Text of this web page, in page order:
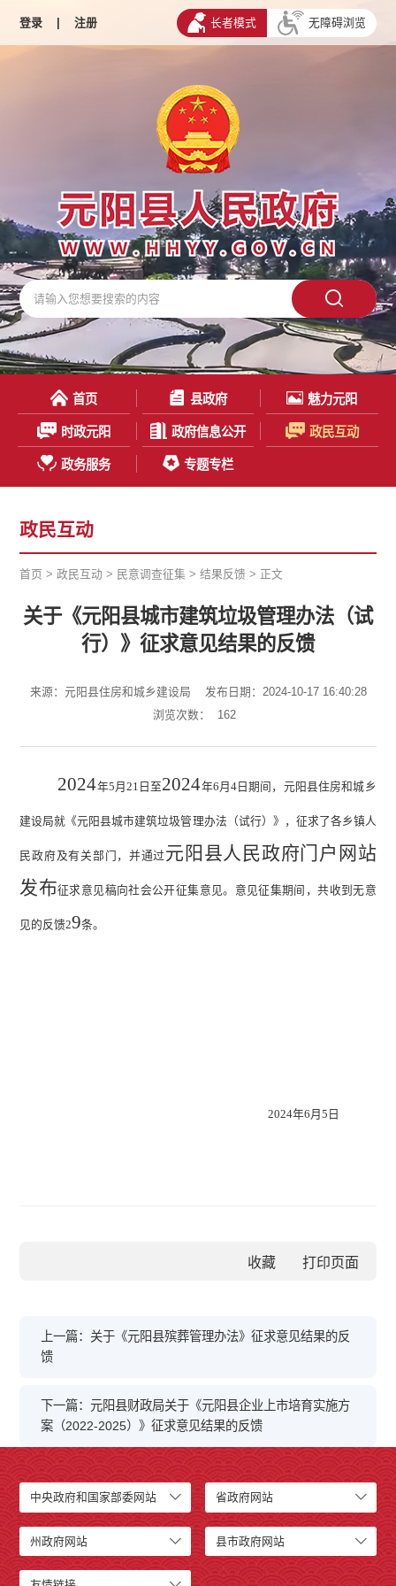
登录 | 注册 长者模式 无障碍浏览
首页 县政府 魅力元阳
时政元阳 政府信息公开 政民互动
政务服务 专题专栏
政民互动
首页 >政民互动 > 民意调查征集 >结果反馈 > 正文
关于《元阳县城市建筑垃圾管理办法（试
行）》征求意见结果的反馈
来源：元阳县住房和城乡建设局
发布日期：2024-10-17 16:40:28
浏览次数：
162
2024年5月 21 日至2024年6月 4日期间，元阳县住房和城乡
建设局就《元阳县城市建筑垃圾管理办法（试行）》，征求了各乡镇人
民政府及有关部门，并通过 元阳县人民政府门户网站
发布征求意见稿向社会公开征集意见。意见征集期间，共收到无意
见的反馈29条。
2024年6月 5 日
收藏
上一篇：关于《元阳县殡葬管理办法》征求意见结果的反
馈
下一篇：元阳县财政局关于《元阳县企业上市培育实施方
案（2022-2025）》征求意见结果的反馈
中央政府和国家部委网站 省政府网站
州政府网站 县市政府网站